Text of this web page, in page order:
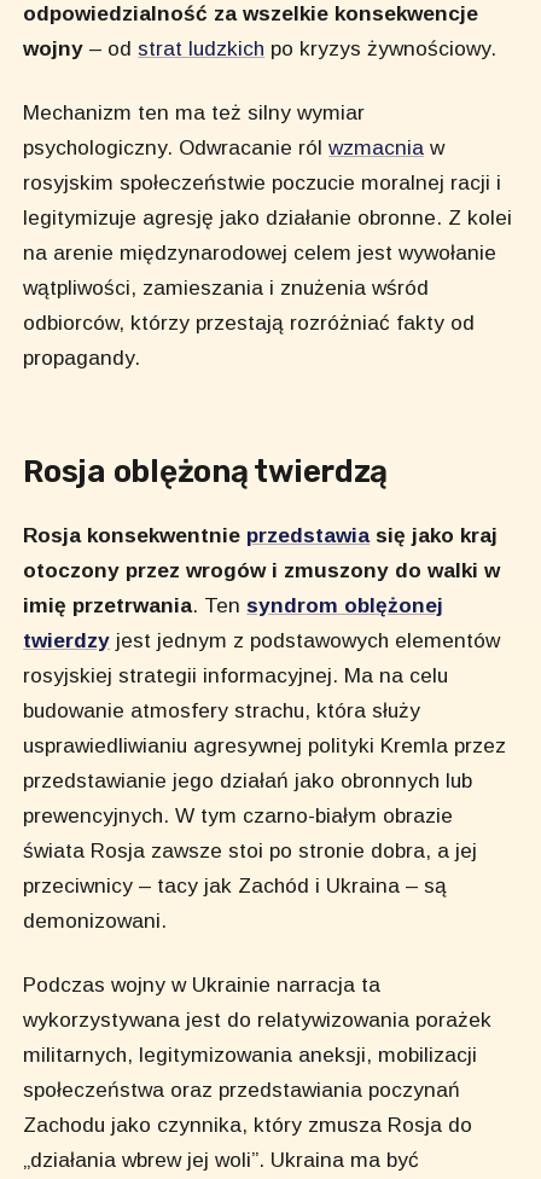
odpowiedzialność za wszelkie konsekwencje
wojny – od strat ludzkich po kryzys żywnościowy.
Mechanizm ten ma też silny wymiar
psychologiczny. Odwracanie rólwzmacnia w
rosyjskim społeczeństwie poczucie moralnej racji i
legitymizuje agresję jako działanie obronne. Z kolei
na arenie międzynarodowej celem jest wywołanie
wątpliwości, zamieszania i znużenia wśród
odbiorców, którzy przestają rozróżniać fakty od
propagandy.
Rosja oblężoną twierdzą
Rosja konsekwentnie przedstawiasię jako kraj
otoczony przez wrogów i zmuszony do walki w
imię przetrwania. Tensyndrom oblężonej
twierdzy jest jednym z podstawowych elementów
rosyjskiej strategii informacyjnej. Ma na celu
budowanie atmosfery strachu, która służy
usprawiedliwianiu agresywnej polityki Kremla przez
przedstawianie jego działań jako obronnych lub
prewencyjnych. W tym czarno-białym obrazie
świata Rosja zawsze stoi po stronie dobra, a jej
przeciwnicy – tacy jak Zachód i Ukraina – są
demonizowani.
Podczas wojny w Ukrainie narracja ta
wykorzystywana jest do relatywizowania porażek
militarnych, legitymizowania aneksji, mobilizacji
społeczeństwa oraz przedstawiania poczynań
Zachodu jako czynnika, który zmusza Rosja do
„działania wbrew jej woli”. Ukraina ma być